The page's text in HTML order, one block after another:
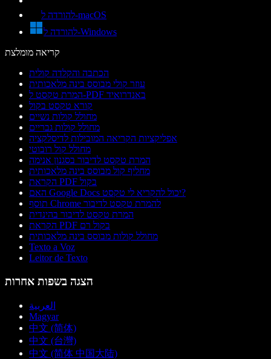
להורדה ל-macOS
להורדה ל-Windows
קריאה מומלצת
הכתבה והקלדה קולית
עוזר קולי מבוסס בינה מלאכותית
המרת טקסט ל-PDF באנדרואיד
קורא טקסט בקול
מחולל קולות נשיים
מחולל קולות גבריים
אפליקציות הקריאה המובילות לדיסלקציה
מחולל קול רובוטי
המרת טקסט לדיבור בסגנון אנימה
מחליף קול מבוסס בינה מלאכותית
הקראת PDF בקול
האם Google Docs יכול להקריא לי טקסט?
תוסף Chrome להמרת טקסט לדיבור
המרת טקסט לדיבור בהינדית
הקראת PDF בקול רם
מחולל קולות מבוסס בינה מלאכותית
Texto a Voz
Leitor de Texto
הצגה בשפות אחרות
العربية
Magyar
中文 (简体)
中文 (台灣)
中文 (简体 中国大陆)